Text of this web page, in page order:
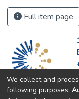
Full item page
We collect and
following purposes: